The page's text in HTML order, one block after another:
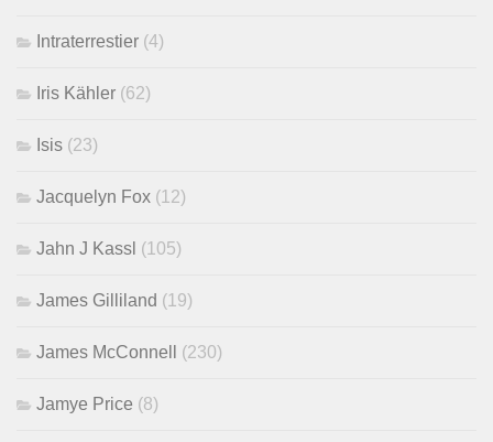
Intraterrestier (4)
Iris Kähler (62)
Isis (23)
Jacquelyn Fox (12)
Jahn J Kassl (105)
James Gilliland (19)
James McConnell (230)
Jamye Price (8)